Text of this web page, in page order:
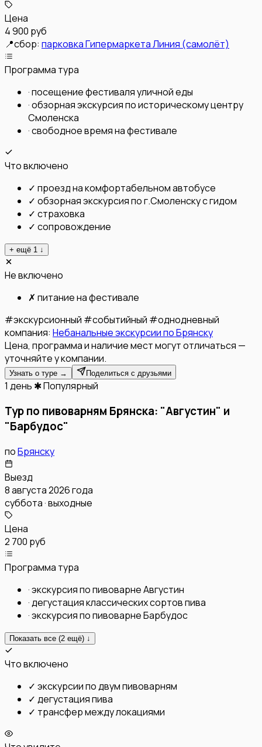
Цена
4 900 руб
📍сбор: парковка Гипермаркета Линия (самолёт)
Программа тура
·посещение фестиваля уличной еды
·обзорная экскурсия по историческому центру
Смоленска
·свободное время на фестивале
Что включено
✓ проезд на комфортабельном автобусе
✓ обзорная экскурсия по г.Смоленску с гидом
✓ страховка
✓ сопровождение
+ ещё 1 ↓
Не включено
✗ питание на фестивале
#экскурсионный #событийный #однодневный
компания: Небанальные экскурсии по Брянску
Цена, программа и наличие мест могут отличаться —
уточняйте у компании.
Узнать о туре → Поделиться с друзьями
1 день ✱ Популярный
Тур по пивоварням Брянска: "Августин" и
"Барбудос"
поБрянску
Выезд
8 августа 2026 года
суббота · выходные
Цена
2 700 руб
Программа тура
·экскурсия по пивоварне Августин
·дегустация классических сортов пива
·экскурсия по пивоварне Барбудос
Показать все (2 ещё) ↓
Что включено
✓ экскурсии по двум пивоварням
✓ дегустация пива
✓ трансфер между локациями